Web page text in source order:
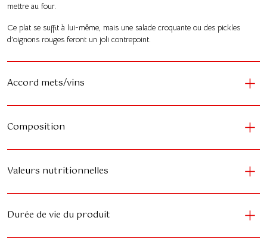
mettre au four.
Ce plat se suffit à lui-même, mais une salade croquante ou des pickles
d’oignons rouges feront un joli contrepoint.
Accord mets/vins
Composition
Valeurs nutritionnelles
Durée de vie du produit